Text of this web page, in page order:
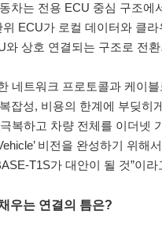
차는 전용 ECU 중심 구조에
ECU가 로컬 데이터와 클
와 상호 연결되는 구조로 전
네트워크 프로토콜과 케이
잡성, 비용의 한계에 부딪히
복하고 차량 전체를 이더넷
비전을 완성하기 위해
T1S가 대안이 될 것”이라
우는 연결의 틈은?